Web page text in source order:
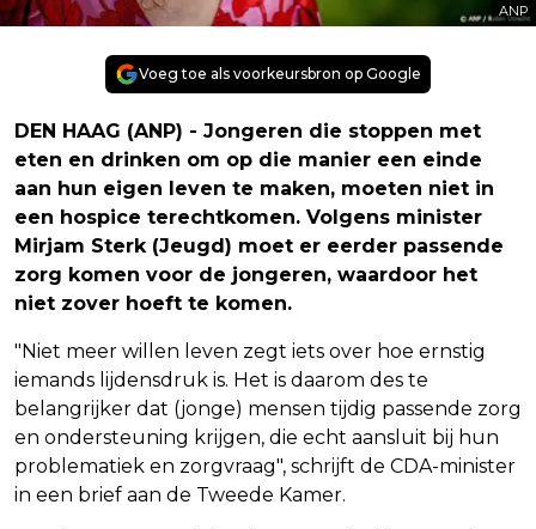
ANP
Voeg toe als voorkeursbron op Google
DEN HAAG (ANP) - Jongeren die stoppen met
eten en drinken om op die manier een einde
aan hun eigen leven te maken, moeten niet in
een hospice terechtkomen. Volgens minister
Mirjam Sterk (Jeugd) moet er eerder passende
zorg komen voor de jongeren, waardoor het
niet zover hoeft te komen.
"Niet meer willen leven zegt iets over hoe ernstig
iemands lijdensdruk is. Het is daarom des te
belangrijker dat (jonge) mensen tijdig passende zorg
en ondersteuning krijgen, die echt aansluit bij hun
problematiek en zorgvraag", schrijft de CDA-minister
in een brief aan de Tweede Kamer.